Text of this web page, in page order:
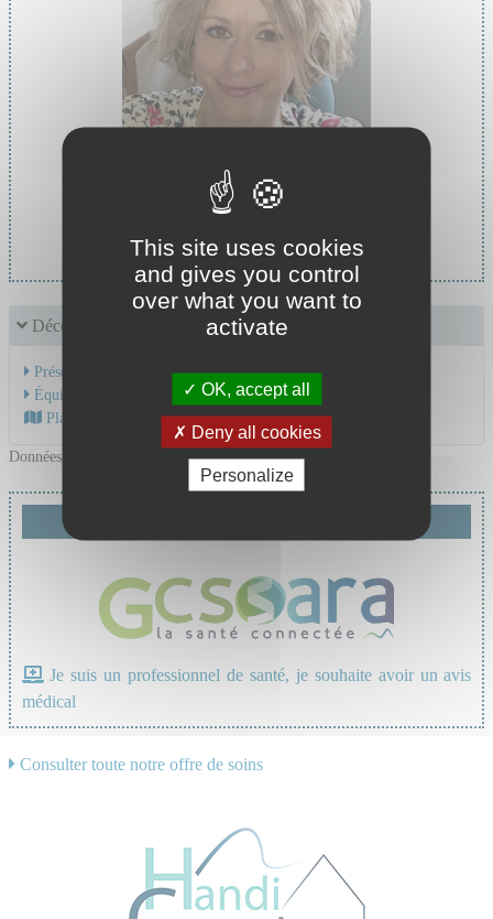
Cheffe de service :
Découvrir le service
Présentation de l'activité
Équipe Médicale
Plan d'accès au CHU
Données mises à jour le 02/02/2026
Je suis un professionnel de santé, je souhaite avoir un avis
médical
Consulter toute notre offre de soins
This site uses cookies
and gives you control
over what you want to
activate
OK, accept all
Deny all cookies
Personalize